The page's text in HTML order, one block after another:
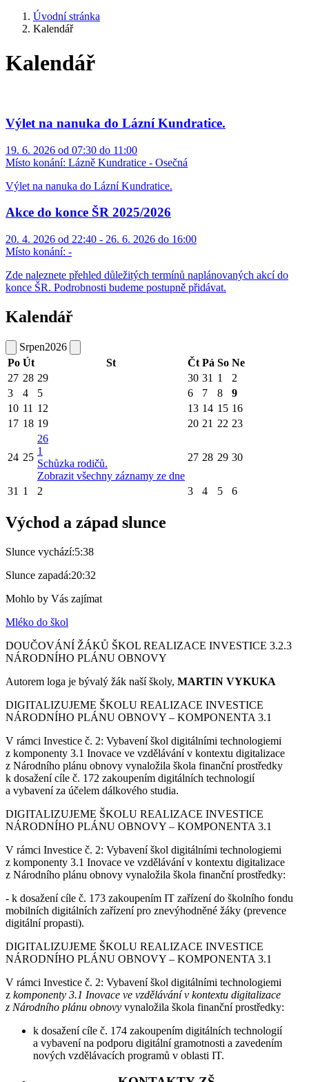
Úvodní stránka
Kalendář
Kalendář
Výlet na nanuka do Lázní Kundratice.
19. 6. 2026 od 07:30 do 11:00
Místo konání: Lázně Kundratice - Osečná
Výlet na nanuka do Lázní Kundratice.
Akce do konce ŠR 2025/2026
20. 4. 2026 od 22:40 - 26. 6. 2026 do 16:00
Místo konání: -
Zde naleznete přehled důležitých termínů naplánovaných akcí do
konce ŠR. Podrobnosti budeme postupně přidávat.
Kalendář
Srpen2026
Po Út St Čt Pá So Ne
27 28 29 30 31 1
2
3
4 5 6 7 8
9
10 11 12 13 14 15 16
17 18 19 20 21 22 23
24 25
26
1
Schůzka rodičů.
Zobrazit všechny záznamy ze dne
27 28 29 30
31 1 2 3 4 5 6
Východ a západ slunce
Slunce vychází:5:38
Slunce zapadá:20:32
Mohlo by Vás zajímat
Mléko do škol
DOUČOVÁNÍ ŽÁKŮ ŠKOL REALIZACE INVESTICE 3.2.3
NÁRODNÍHO PLÁNU OBNOVY
Autorem loga je bývalý žák naší školy, MARTIN VYKUKA
DIGITALIZUJEME ŠKOLU REALIZACE INVESTICE
NÁRODNÍHO PLÁNU OBNOVY – KOMPONENTA 3.1
V rámci Investice č. 2: Vybavení škol digitálními technologiemi
z komponenty 3.1 Inovace ve vzdělávání v kontextu digitalizace
z Národního plánu obnovy vynaložila škola finanční prostředky
k dosažení cíle č. 172 zakoupením digitálních technologií
a vybavení za účelem dálkového studia.
DIGITALIZUJEME ŠKOLU REALIZACE INVESTICE
NÁRODNÍHO PLÁNU OBNOVY – KOMPONENTA 3.1
V rámci Investice č. 2: Vybavení škol digitálními technologiemi
z komponenty 3.1 Inovace ve vzdělávání v kontextu digitalizace
z Národního plánu obnovy vynaložila škola finanční prostředky:
- k dosažení cíle č. 173 zakoupením IT zařízení do školního fondu
mobilních digitálních zařízení pro znevýhodněné žáky (prevence
digitální propasti).
DIGITALIZUJEME ŠKOLU REALIZACE INVESTICE
NÁRODNÍHO PLÁNU OBNOVY – KOMPONENTA 3.1
V rámci Investice č. 2: Vybavení škol digitálními technologiemi
z komponenty 3.1 Inovace ve vzdělávání v kontextu digitalizace
z Národního plánu obnovy vynaložila škola finanční prostředky:
k dosažení cíle č. 174 zakoupením digitálních technologií
a vybavení na podporu digitální gramotnosti a zavedením
nových vzdělávacích programů v oblasti IT.